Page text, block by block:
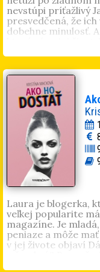
nevstúpi príťažlivý
presvedčená, že
dobehne minulosť.
Lucia Braunová
Trnave. Čaru kníh
je pre ňu vášeň,
roku 2014
Následne jej vyšlo
prenájom. Je
vášne, kde prispela
odplata.
Laura je blogerka,
veľkej popularite
magazíne. Je
peniaze a môže
v jej živote objaví